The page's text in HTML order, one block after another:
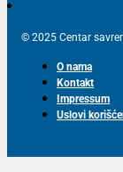
© 2025 Centar
O nama
Kontakt
Impressum
Uslovi